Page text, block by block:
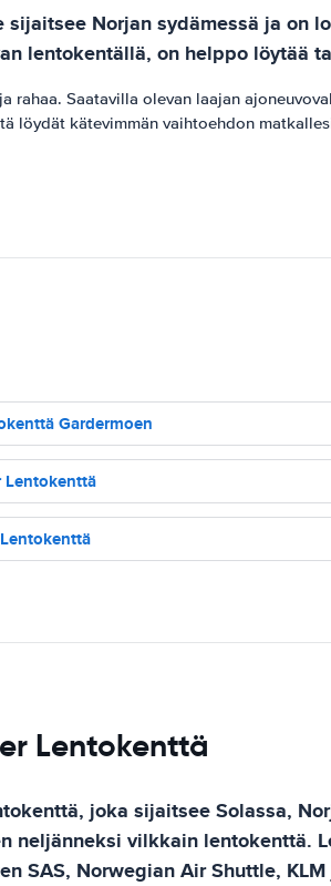
Norjan sydämessä ja on
lentokentällä, on helppo löytää
rahaa. Saatavilla olevan laajan
löydät kätevimmän vaihtoehdon
Gardermoen
Lentokenttä
Lentokenttä
joka sijaitsee Solassa,
neljänneksi vilkkain
SAS, Norwegian Air Shuttle,